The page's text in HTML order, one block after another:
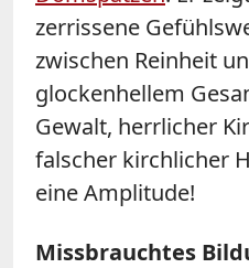
zerrissene
zwischen Reinheit
glockenhellem
Gewalt, herrlicher
falscher kirchlicher
eine Amplitude!
Missbrauchtes